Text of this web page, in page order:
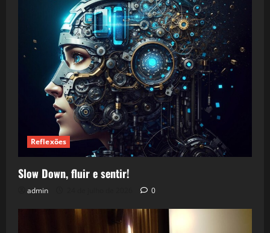
Reflexões
Slow Down, fluir e sentir!
admin 0